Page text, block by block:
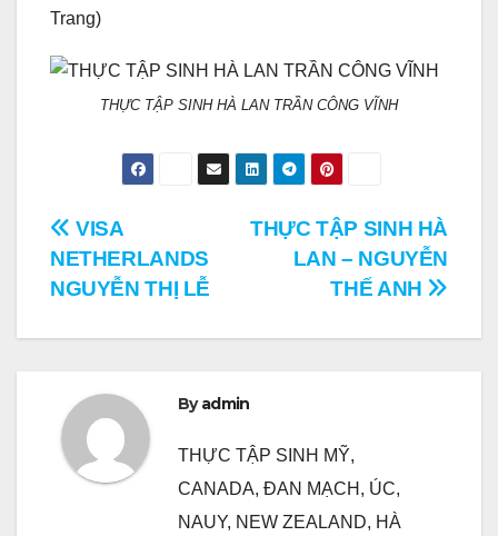
Trang)
THỰC TẬP SINH HÀ LAN TRẦN CÔNG VĨNH
Điều
hướng
bài
THỰC TẬP SINH HÀ
LAN – NGUYỄN
THẾ ANH
VISA
NETHERLANDS
NGUYỄN THỊ LỄ
Byadmin
THỰC TẬP SINH MỸ,
CANADA, ĐAN MẠCH, ÚC,
NAUY, NEW ZEALAND, HÀ